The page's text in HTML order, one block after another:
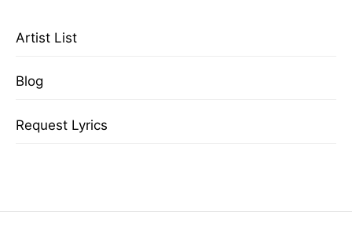
Artist List
Blog
Request Lyrics